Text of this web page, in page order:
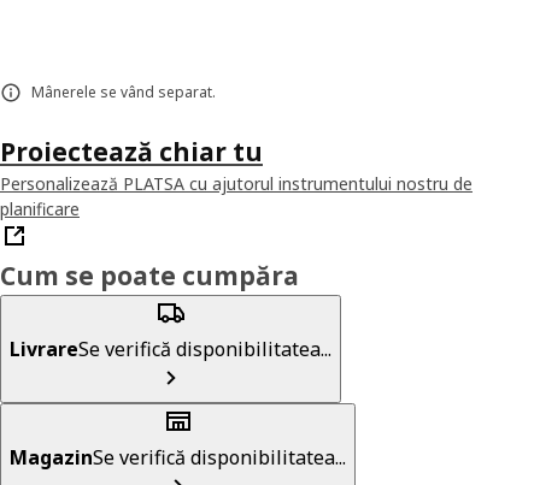
Mânerele se vând separat.
Proiectează chiar tu
Personalizează PLATSA cu ajutorul instrumentului nostru de
planificare
Cum se poate cumpăra
LivrareSe verifică disponibilitatea...
MagazinSe verifică disponibilitatea...